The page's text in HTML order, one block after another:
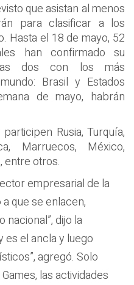
que asistan al menos
para clasificar a los
Hasta el 18 de mayo, 52
han confirmado su
las dos con los más
Brasil y Estados
de mayo, habrán
Rusia, Turquía,
Marruecos, México,
entre otros.
empresarial de la
que se enlacen,
nacional”, dijo la
es el ancla y luego
agregó. Solo
las actividades